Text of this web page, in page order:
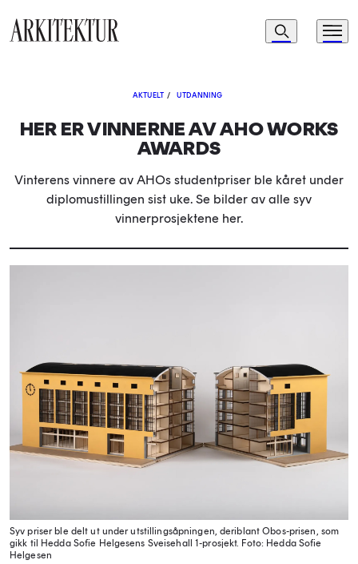
Navigasjon
Søk Meny
AKTUELT / UTDANNING
HER ER VINNERNE AV AHO WORKS
AWARDS
Vinterens vinnere av AHOs studentpriser ble kåret under
diplomustillingen sist uke. Se bilder av alle syv
vinnerprosjektene her.
Syv priser ble delt ut under utstillingsåpningen, deriblant Obos-prisen, som
gikk til Hedda Sofie Helgesens Sveisehall 1-prosjekt. Foto: Hedda Sofie
Helgesen